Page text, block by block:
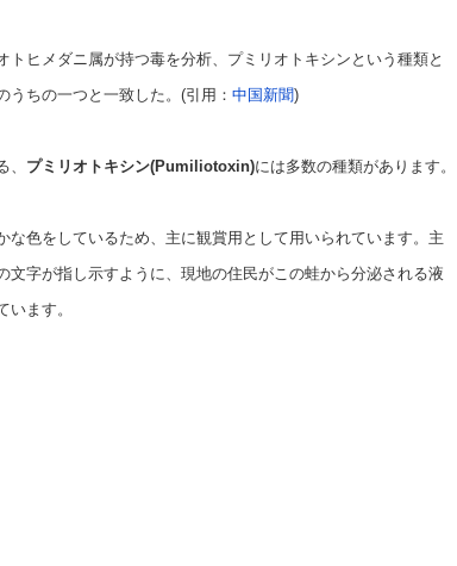
ヒメダニ属が持つ毒を分析、プミリオトキシンという種類と
ちの一つと一致した。(引用： 中国新聞)
、 プミリオトキシン(Pumiliotoxin)には多数の種類があります。
色をしているため、主に観賞用として用いられています。主
字が指し示すように、現地の住民がこの蛙から分泌される液
ます。